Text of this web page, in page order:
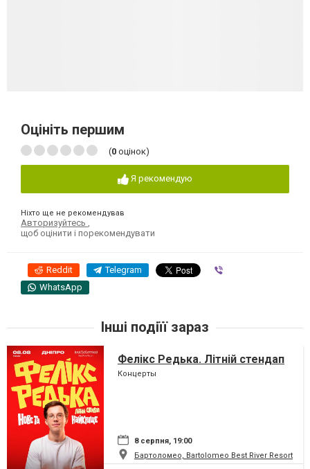
Оцініть першим
(0 оцінок)
Я рекомендую
Ніхто ще не рекомендував
Авторизуйтесь
щоб оцінити і порекомендувати
Reddit Telegram
WhatsApp
Інші подіїї зараз
Фелікс Редька. Літній стендап
Концерты
8 серпня, 19:00
Бартоломео, Bartolomeo Best River Resort